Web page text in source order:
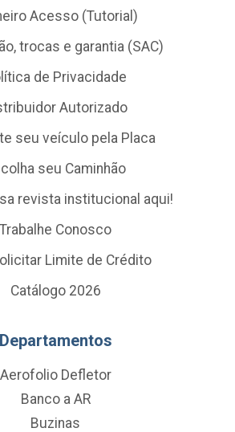
Acesso (Tutorial)
trocas e garantia (SAC)
de Privacidade
Autorizado
seu veículo pela Placa
seu Caminhão
revista institucional aqui!
Trabalhe Conosco
Limite de Crédito
Catálogo 2026
Departamentos
Aerofolio Defletor
Banco a AR
Buzinas